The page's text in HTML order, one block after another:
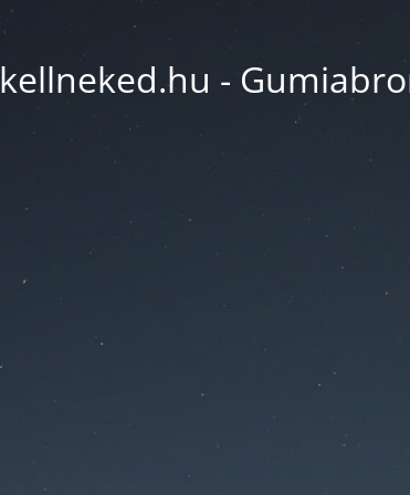
kellneked.hu -